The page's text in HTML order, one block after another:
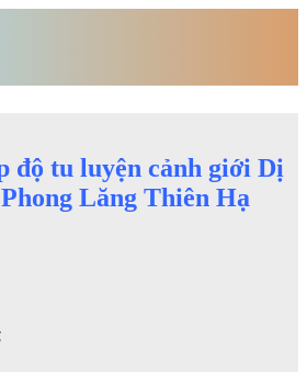
độ tu luyện cảnh giới Dị
Lăng Thiên Hạ